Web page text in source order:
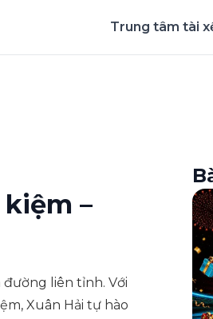
Trung tâm tài
kiệm –
liên tỉnh. Với
Xuân Hải tự hào